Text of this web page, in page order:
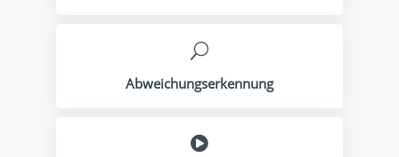
U
Abweichungserkennung
